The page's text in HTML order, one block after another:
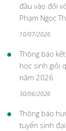
đầu vào đối
Phạm Ngọc
10/07/2026
Thông báo
học sinh giỏi
năm 2026
30/06/2026
Thông báo
tuyển sinh